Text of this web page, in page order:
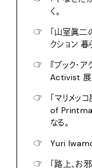
く。
☞
「山室眞二
クション 暮
☞
『ブック・
Activist 展
☞
「マリメ
of
なる。
☞
Yuri
☞
「路上、お